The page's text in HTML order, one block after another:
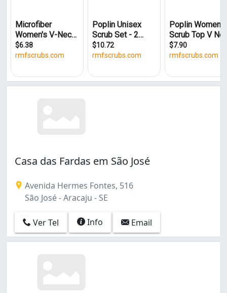
São José (3)
Casa das Fardas em São José
Avenida Hermes Fontes, 516
São José - Aracaju - SE
Ver Tel Info Email